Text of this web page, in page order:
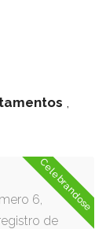
,
Celebrandose
6,
de